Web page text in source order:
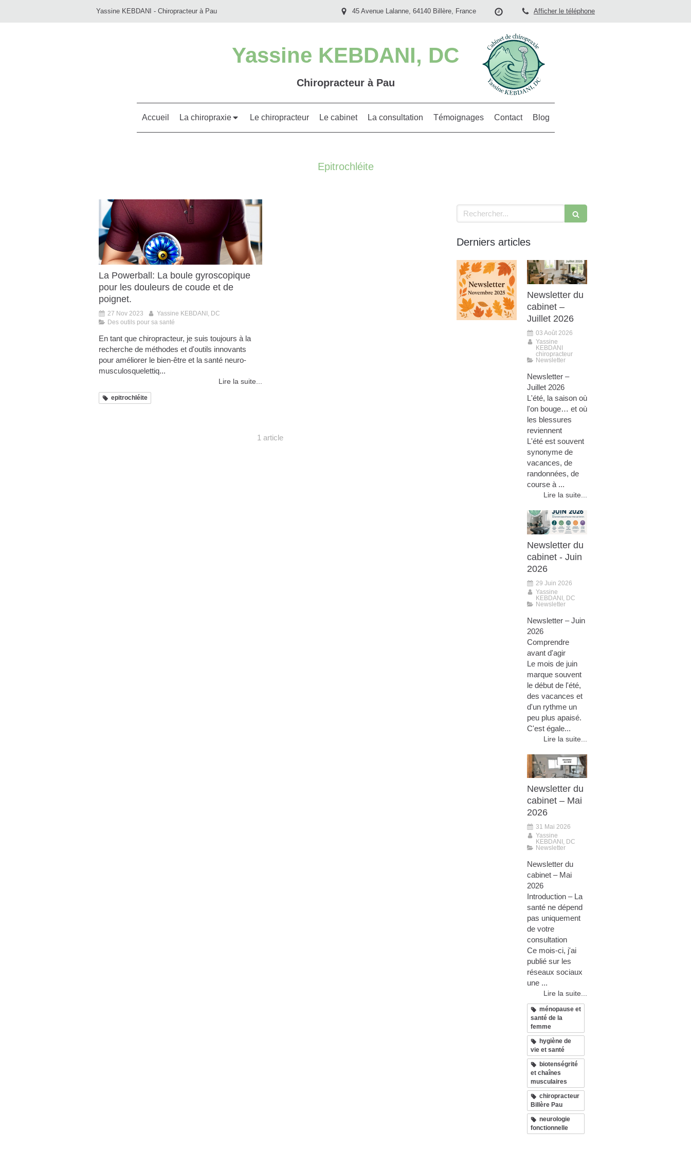
Yassine KEBDANI - Chiropracteur à Pau Afficher le téléphone
45 Avenue Lalanne, 64140 Billère, France
Yassine KEBDANI, DC
Chiropracteur à Pau
Accueil La chiropraxie Le chiropracteur Le cabinet La consultation Témoignages Contact Blog
Epitrochléite
La Powerball: La boule gyroscopique
pour les douleurs de coude et de
poignet.
27 Nov 2023
Yassine KEBDANI, DC
Des outils pour sa santé
En tant que chiropracteur, je suis toujours à la
recherche de méthodes et d'outils innovants
pour améliorer le bien-être et la santé neuro-
musculosquelettiq...
Lire la suite...
epitrochléite
1 article
Rechercher
Derniers articles
Newsletter du
cabinet –
Juillet 2026
03 Août 2026
Yassine
KEBDANI
chiropracteur
Newsletter
Newsletter –
Juillet 2026
L'été, la saison où
l'on bouge… et où
les blessures
reviennent
L'été est souvent
synonyme de
vacances, de
randonnées, de
course à ...
Lire la suite...
Newsletter du
cabinet - Juin
2026
29 Juin 2026
Yassine
KEBDANI, DC
Newsletter
Newsletter – Juin
2026
Comprendre
avant d'agir
Le mois de juin
marque souvent
le début de l'été,
des vacances et
d'un rythme un
peu plus apaisé.
C'est égale...
Lire la suite...
Newsletter du
cabinet – Mai
2026
31 Mai 2026
Yassine
KEBDANI, DC
Newsletter
Newsletter du
cabinet – Mai
2026
Introduction – La
santé ne dépend
pas uniquement
de votre
consultation
Ce mois-ci, j'ai
publié sur les
réseaux sociaux
une ...
Lire la suite...
ménopause et
santé de la
femme
hygiène de
vie et santé
biotenségrité
et chaînes
musculaires
chiropracteur
Billère Pau
neurologie
fonctionnelle